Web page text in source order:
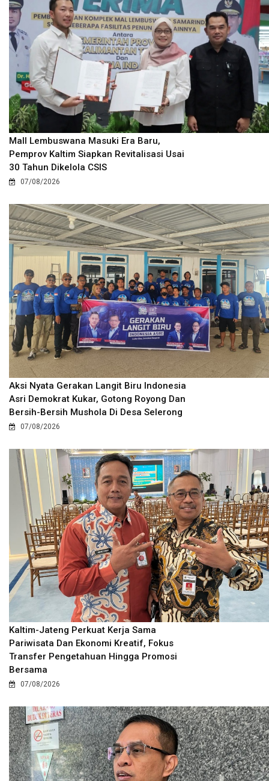
Mall Lembuswana Masuki Era Baru,
Pemprov Kaltim Siapkan Revitalisasi Usai
30 Tahun Dikelola CSIS
07/08/2026
Aksi Nyata Gerakan Langit Biru Indonesia
Asri Demokrat Kukar, Gotong Royong Dan
Bersih-Bersih Mushola Di Desa Selerong
07/08/2026
Kaltim-Jateng Perkuat Kerja Sama
Pariwisata Dan Ekonomi Kreatif, Fokus
Transfer Pengetahuan Hingga Promosi
Bersama
07/08/2026